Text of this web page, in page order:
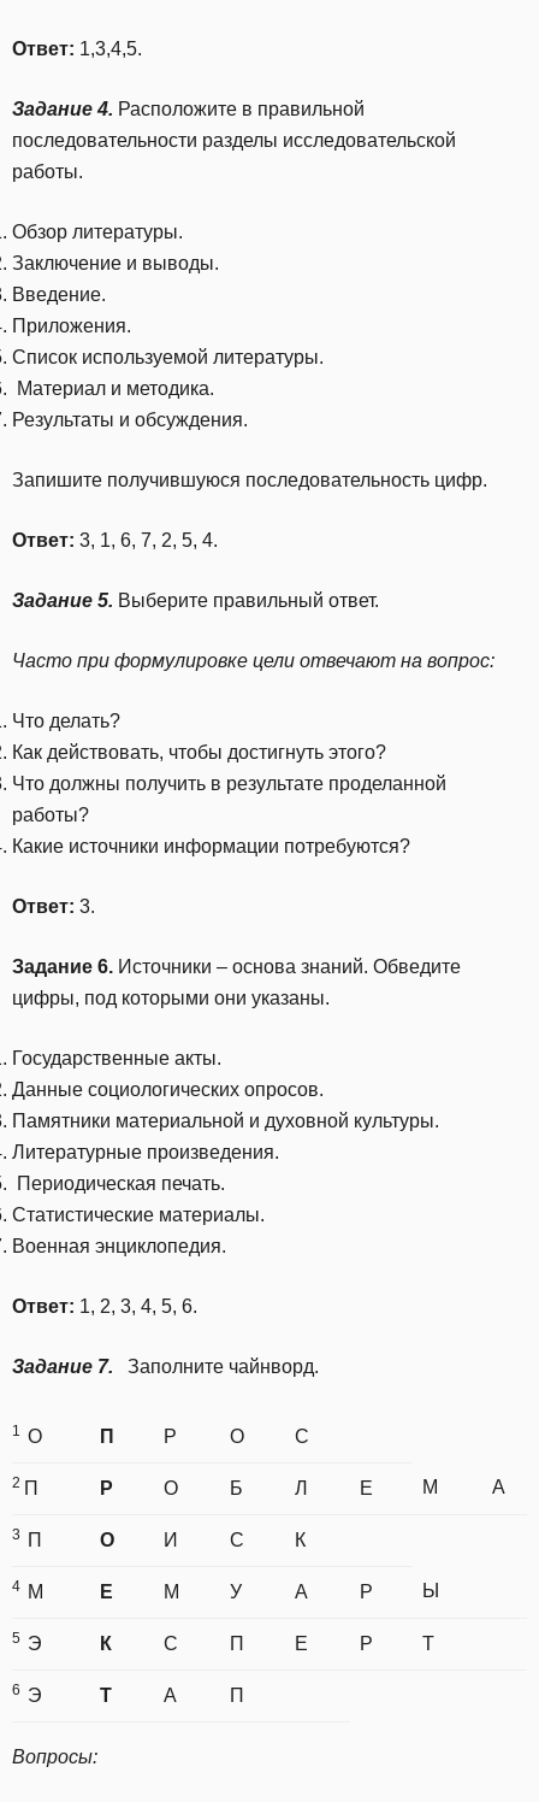
Ответ: 1,3,4,5.
Задание 4. Расположите в правильной
последовательности разделы исследовательской
работы.
Обзор литературы.
Заключение и выводы.
Введение.
Приложения.
Список используемой литературы.
Материал и методика.
Результаты и обсуждения.
Запишите получившуюся последовательность цифр.
Ответ: 3, 1, 6, 7, 2, 5, 4.
Задание 5. Выберите правильный ответ.
Часто при формулировке цели отвечают на вопрос:
Что делать?
Как действовать, чтобы достигнуть этого?
Что должны получить в результате проделанной
работы?
Какие источники информации потребуются?
Ответ: 3.
Задание 6. Источники – основа знаний. Обведите
цифры, под которыми они указаны.
Государственные акты.
Данные социологических опросов.
Памятники материальной и духовной культуры.
Литературные произведения.
Периодическая печать.
Статистические материалы.
Военная энциклопедия.
Ответ: 1, 2, 3, 4, 5, 6.
Задание 7. Заполните чайнворд.
1 О П Р О С
2 П Р О Б Л Е М А
3 П О И С К
4 М Е М У А Р Ы
5 Э К С П Е Р Т
6 Э Т А П
Вопросы: